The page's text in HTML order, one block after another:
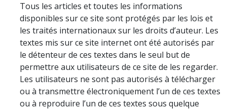
Tous les articles et toutes les informations
disponibles sur ce site sont protégés par les lois et
les traités internationaux sur les droits d’auteur. Les
textes mis sur ce site internet ont été autorisés par
le détenteur de ces textes dans le seul but de
permettre aux utilisateurs de ce site de les regarder.
Les utilisateurs ne sont pas autorisés à télécharger
ou à transmettre électroniquement l’un de ces textes
ou à reproduire l’un de ces textes sous quelque